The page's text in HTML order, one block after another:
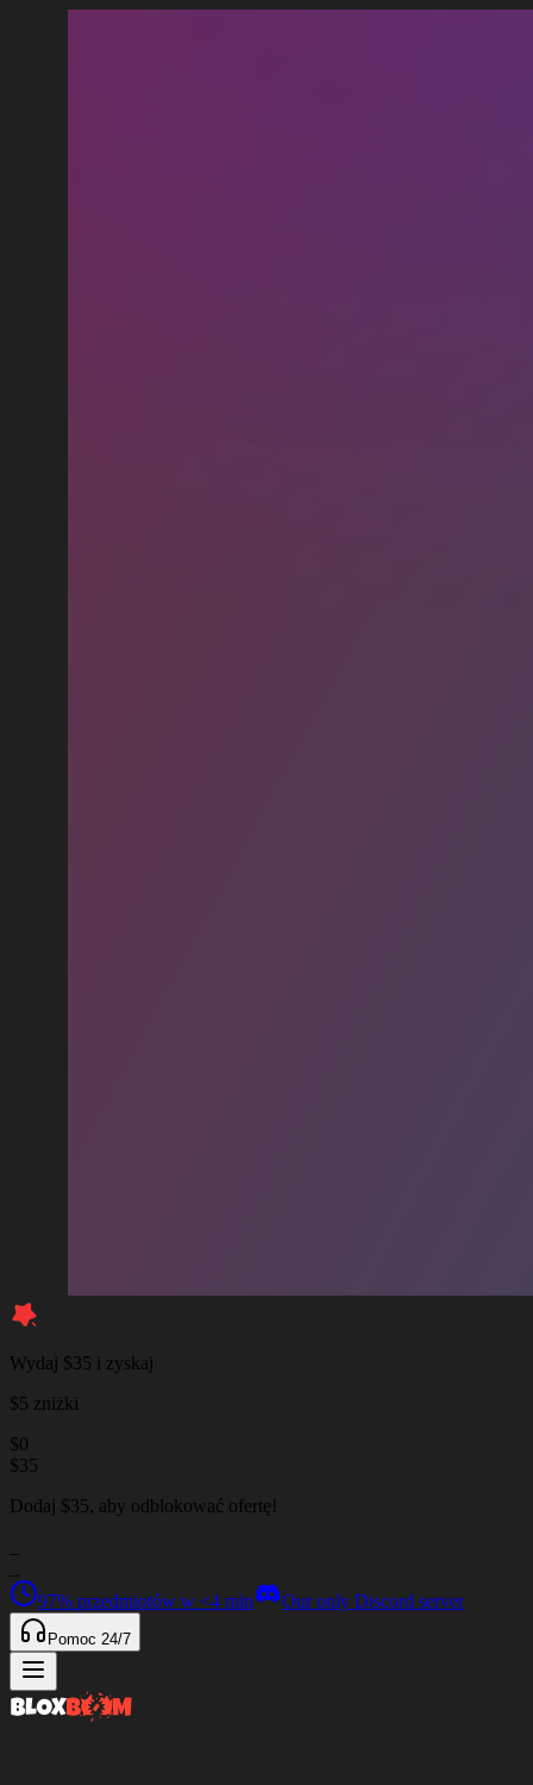
Wydaj $35 i zyskaj
$5 zniżki
$0
$35
Dodaj $35, aby odblokować ofertę!
97% przedmiotów w <4 min Our only Discord server
Pomoc 24/7